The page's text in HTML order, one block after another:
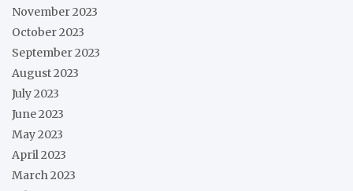
November 2023
October 2023
September 2023
August 2023
July 2023
June 2023
May 2023
April 2023
March 2023